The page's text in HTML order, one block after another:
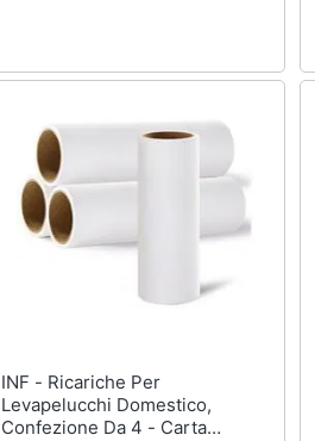
INF - Ricariche Per
Levapelucchi Domestico,
Confezione Da 4 - Carta